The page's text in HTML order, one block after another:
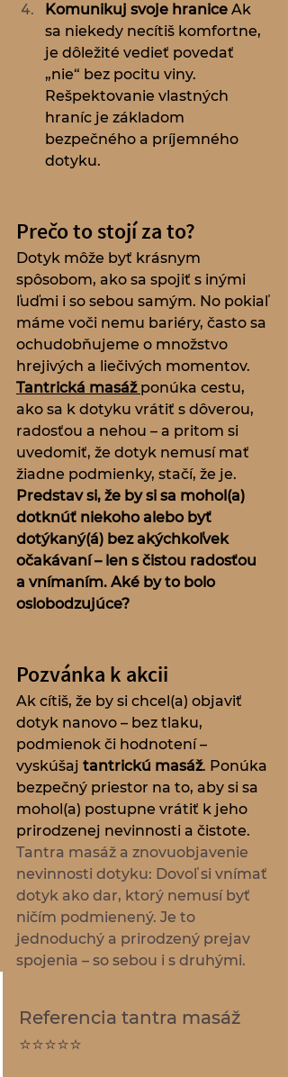
Komunikuj svoje hranice Ak
sa niekedy necítiš komfortne,
je dôležité vedieť povedať
„nie“ bez pocitu viny.
Rešpektovanie vlastných
hraníc je základom
bezpečného a príjemného
dotyku.
Prečo to stojí za to?
Dotyk môže byť krásnym
spôsobom, ako sa spojiť s inými
ľuďmi i so sebou samým. No pokiaľ
máme voči nemu bariéry, často sa
ochudobňujeme o množstvo
hrejivých a liečivých momentov.
Tantrická masáž ponúka cestu,
ako sa k dotyku vrátiť s dôverou,
radosťou a nehou – a pritom si
uvedomiť, že dotyk nemusí mať
žiadne podmienky, stačí, že je.
Predstav si, že by si sa mohol(a)
dotknúť niekoho alebo byť
dotýkaný(á) bez akýchkoľvek
očakávaní – len s čistou radosťou
a vnímaním. Aké by to bolo
oslobodzujúce?
Pozvánka k akcii
Ak cítiš, že by si chcel(a) objaviť
dotyk nanovo – bez tlaku,
podmienok či hodnotení –
vyskúšaj tantrickú masáž. Ponúka
bezpečný priestor na to, aby si sa
mohol(a) postupne vrátiť k jeho
prirodzenej nevinnosti a čistote.
Tantra masáž a znovuobjavenie
nevinnosti dotyku: Dovoľ si vnímať
dotyk ako dar, ktorý nemusí byť
ničím podmienený. Je to
jednoduchý a prirodzený prejav
spojenia – so sebou i s druhými.
Referencia tantra masáž
⭐⭐⭐⭐⭐